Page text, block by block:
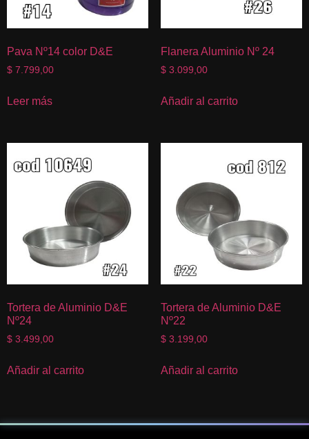
Pava Nº14 color D&E
$ 7.799,00
Leer más
Flanera Aluminio Nº 24
$3.099,00
Añadir al carrito
Tortera de Aluminio D&E
Nº24
$ 3.499,00
Añadir al carrito
Tortera de Aluminio D&E
Nº22
$3.199,00
Añadir al carrito